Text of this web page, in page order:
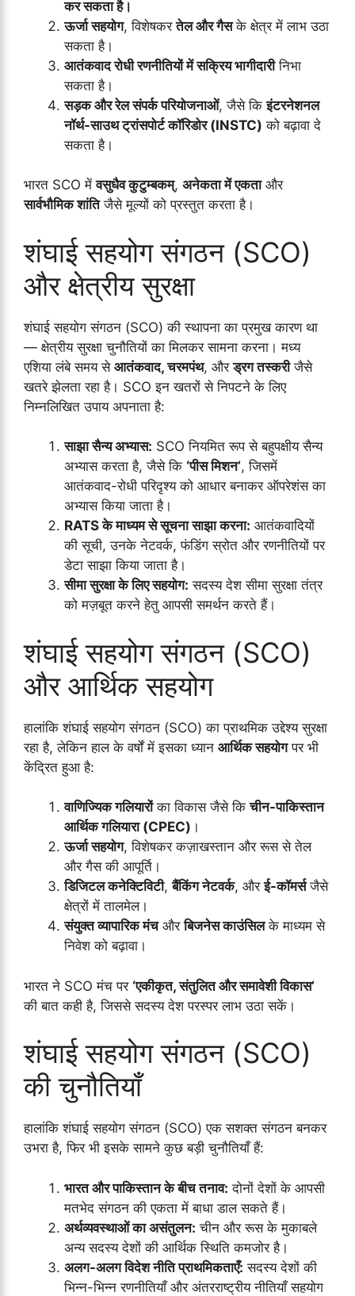
कर सकता है।
ऊर्जा सहयोग, विशेषकरतेल और गैसके क्षेत्र में लाभ उठा
सकता है।
आतंकवाद रोधी रणनीतियों में सक्रिय भागीदारीनिभा
सकता है।
सड़क और रेल संपर्क परियोजनाओं, जैसे किइंटरनेशनल
नॉर्थ-साउथ ट्रांसपोर्ट कॉरिडोर (INSTC) को बढ़ावा दे
सकता है।
भारत SCO मेंवसुधैव कुटुम्बकम्, अनेकता में एकताऔर
सार्वभौमिक शांतिजैसे मूल्यों को प्रस्तुत करता है।
शंघाई सहयोग संगठन (SCO)
और क्षेत्रीय सुरक्षा
शंघाई सहयोग संगठन (SCO) की स्थापना का प्रमुख कारण था
— क्षेत्रीय सुरक्षा चुनौतियों का मिलकर सामना करना। मध्य
एशिया लंबे समय से आतंकवाद, चरमपंथ, औरड्रग तस्करीजैसे
खतरे झेलता रहा है। SCO इन खतरों से निपटने के लिए
निम्नलिखित उपाय अपनाता है:
साझा सैन्य अभ्यास: SCO नियमित रूप से बहुपक्षीय सैन्य
अभ्यास करता है, जैसे कि ‘पीस मिशन’, जिसमें
आतंकवाद-रोधी परिदृश्य को आधार बनाकर ऑपरेशंस का
अभ्यास किया जाता है।
RATS के माध्यम से सूचना साझा करना: आतंकवादियों
की सूची, उनके नेटवर्क, फंडिंग स्रोत और रणनीतियों पर
डेटा साझा किया जाता है।
सीमा सुरक्षा के लिए सहयोग: सदस्य देश सीमा सुरक्षा तंत्र
को मज़बूत करने हेतु आपसी समर्थन करते हैं।
शंघाई सहयोग संगठन (SCO)
और आर्थिक सहयोग
हालांकि शंघाई सहयोग संगठन (SCO) का प्राथमिक उद्देश्य सुरक्षा
रहा है, लेकिन हाल के वर्षों में इसका ध्यान आर्थिक सहयोगपर भी
केंद्रित हुआ है:
वाणिज्यिक गलियारोंका विकास जैसे किचीन-पाकिस्तान
आर्थिक गलियारा (CPEC) ।
ऊर्जा सहयोग, विशेषकर कज़ाखस्तान और रूस से तेल
और गैस की आपूर्ति।
डिजिटल कनेक्टिविटी,बैंकिंग नेटवर्क, औरई-कॉमर्सजैसे
क्षेत्रों में तालमेल।
संयुक्त व्यापारिक मंचऔरबिजनेस काउंसिलके माध्यम से
निवेश को बढ़ावा।
भारत ने SCO मंच पर ‘एकीकृत, संतुलित और समावेशी विकास’
की बात कही है, जिससे सदस्य देश परस्पर लाभ उठा सकें।
शंघाई सहयोग संगठन (SCO)
की चुनौतियाँ
हालांकि शंघाई सहयोग संगठन (SCO) एक सशक्त संगठन बनकर
उभरा है, फिर भी इसके सामने कुछ बड़ी चुनौतियाँ हैं:
भारत और पाकिस्तान के बीच तनाव: दोनों देशों के आपसी
मतभेद संगठन की एकता में बाधा डाल सकते हैं।
अर्थव्यवस्थाओं का असंतुलन: चीन और रूस के मुकाबले
अन्य सदस्य देशों की आर्थिक स्थिति कमजोर है।
अलग-अलग विदेश नीति प्राथमिकताएँ: सदस्य देशों की
भिन्न-भिन्न रणनीतियाँ और अंतरराष्ट्रीय नीतियाँ सहयोग